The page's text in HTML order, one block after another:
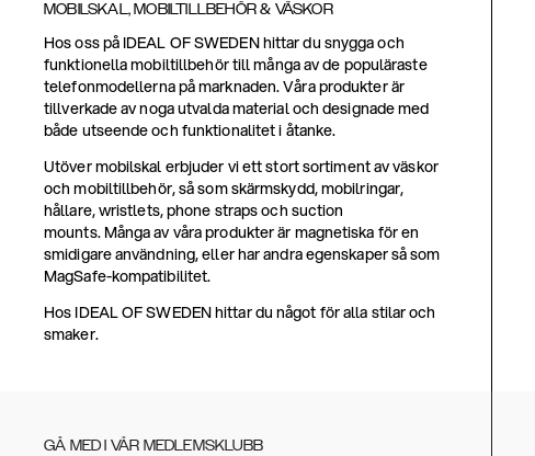
MOBILSKAL, MOBILTILLBEHÖR & VÄSKOR
Hos oss på IDEAL OF SWEDEN hittar du snygga och
funktionella mobiltillbehör till många av de populäraste
telefonmodellerna på marknaden. Våra produkter är
tillverkade av noga utvalda material och designade med
både utseende och funktionalitet i åtanke.
Utöver mobilskal erbjuder vi ett stort sortiment av väskor
och mobiltillbehör, så som skärmskydd, mobilringar,
hållare, wristlets, phone straps och suction
mounts. Många av våra produkter är magnetiska för en
smidigare användning, eller har andra egenskaper så som
MagSafe-kompatibilitet.
Hos IDEAL OF SWEDEN hittar du något för alla stilar och
smaker.
GÅ MED I VÅR MEDLEMSKLUBB